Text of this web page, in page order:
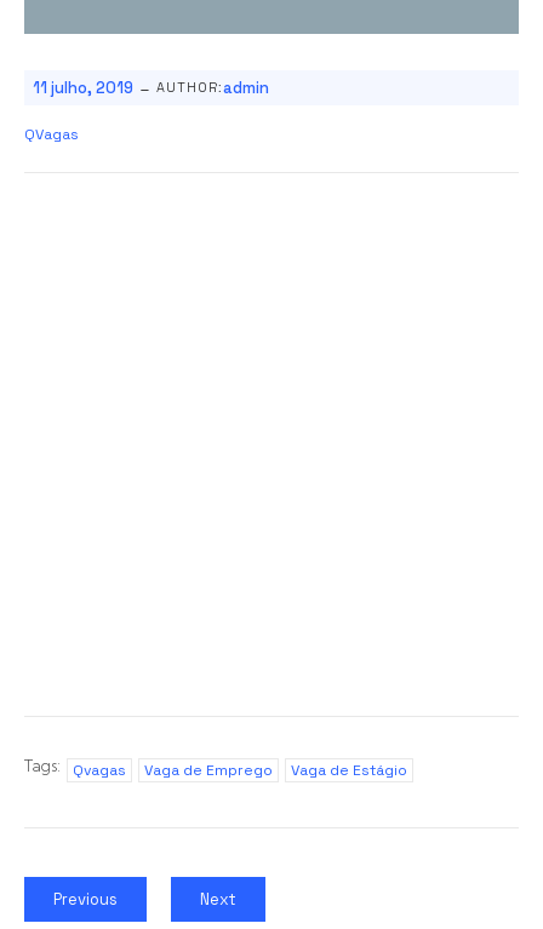
11 julho, 2019 - AUTHOR:admin
QVagas
Tags: Qvagas Vaga de Emprego Vaga de Estágio
Previous Next